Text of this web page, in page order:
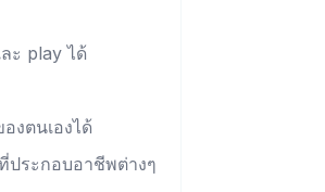
ะ play ได้
งตนเองได้
ประกอบอาชีพต่างๆ